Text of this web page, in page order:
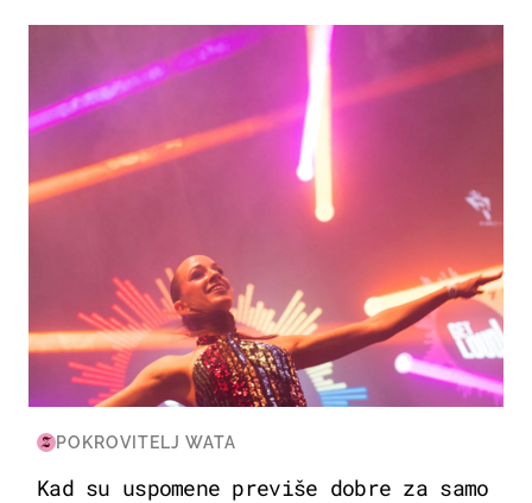
KULTURA & ZABAVA
POKROVITELJ WATA
Kad su uspomene previše dobre za samo